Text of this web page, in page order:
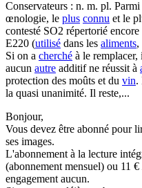
Conservateurs : n. m. pl.
œnologie, le plus connu et le
contesté SO2 répertorié
E220 (utilisé dans les aliments,
Si on a cherché à le remplacer,
aucun autre additif ne réussit à
protection des moûts et du vin.
la quasi unanimité. Il reste,...
Bonjour,
Vous devez être abonné pour
ses images.
L'abonnement à la lecture
(abonnement mensuel) ou 11
engagement aucun.